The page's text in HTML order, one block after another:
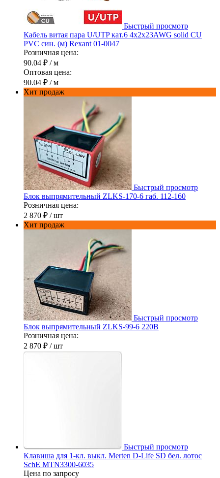
Быстрый просмотр
Кабель витая пара U/UTP кат.6 4х2х23AWG solid CU
PVC син. (м) Rexant 01-0047
Розничная цена:
90.04 ₽ / м
Оптовая цена:
90.04 ₽ / м
Хит продаж
Быстрый просмотр
Блок выпрямительный ZLKS-170-6 габ. 112-160
Розничная цена:
2 870 ₽ / шт
Хит продаж
Быстрый просмотр
Блок выпрямительный ZLKS-99-6 220В
Розничная цена:
2 870 ₽ / шт
Быстрый просмотр
Клавиша для 1-кл. выкл. Merten D-Life SD бел. лотос
SchE MTN3300-6035
Цена по запросу